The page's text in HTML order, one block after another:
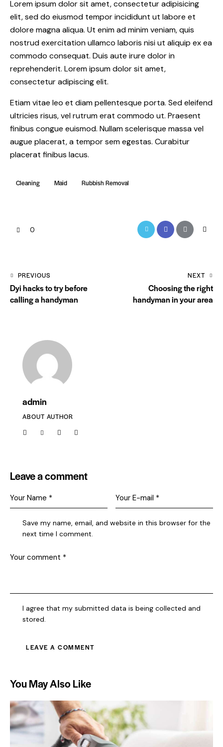
Lorem ipsum dolor sit amet, consectetur adipisicing
elit, sed do eiusmod tempor incididunt ut labore et
dolore magna aliqua. Ut enim ad minim veniam, quis
nostrud exercitation ullamco laboris nisi ut aliquip ex ea
commodo consequat. Duis aute irure dolor in
reprehenderit. Lorem ipsum dolor sit amet,
consectetur adipiscing elit.
Etiam vitae leo et diam pellentesque porta. Sed eleifend
ultricies risus, vel rutrum erat commodo ut. Praesent
finibus congue euismod. Nullam scelerisque massa vel
augue placerat, a tempor sem egestas. Curabitur
placerat finibus lacus.
Cleaning Maid Rubbish Removal
0
PREVIOUS
Dyi hacks to try before
calling a handyman
NEXT
Choosing the right
handyman in your area
admin
ABOUT AUTHOR
Leave a comment
Save my name, email, and website in this browser for the
next time I comment.
I agree that my submitted data is being collected and
stored.
You May Also Like